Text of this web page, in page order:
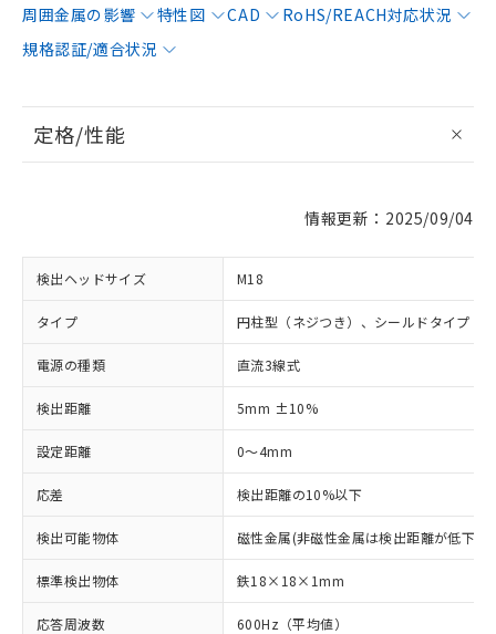
周囲金属の影響
特性図 CAD
RoHS/REACH対応状況
規格認証/適合状況
定格/性能
情報更新：2025/09/04
検出ヘッドサイズ M18
タイプ 円柱型（ネジつき）、シールドタイプ
電源の種類 直流3線式
検出距離 5mm ±10%
設定距離 0～4mm
応差 検出距離の10%以下
検出可能物体 磁性金属(非磁性金属は検出距離が低下し
標準検出物体 鉄18×18×1mm
応答周波数 600Hz（平均値）